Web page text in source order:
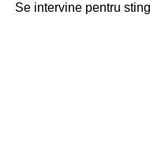
Se intervine pentru